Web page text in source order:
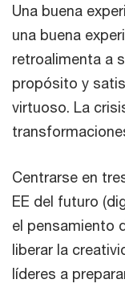
Una buena
una buena
retroalimenta a
propósito y
virtuoso. La
Centrarse en
EE del futuro
el pensamiento
liberar la
líderes a